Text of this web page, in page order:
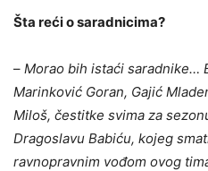
Šta reći o saradnicima?
– Morao bih istaći saradnike…
Marinković Goran, Gajić
Miloš, čestitke svima za
Dragoslavu Babiću, kojeg
ravnopravnim vođom ovog